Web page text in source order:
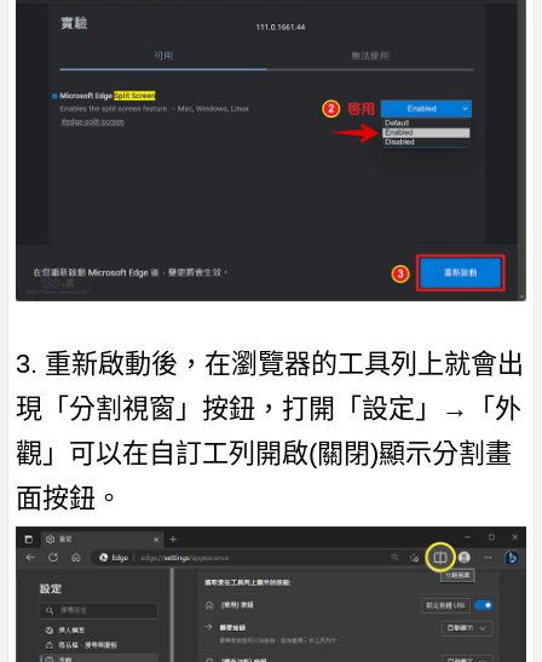
3. 重新啟動後，在瀏覽器的工具列上就會出
現「分割視窗」按鈕，打開「設定」→「外
觀」可以在自訂工列開啟(關閉)顯示分割畫
面按鈕。